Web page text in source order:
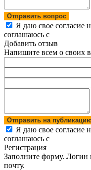
Отправить вопрос
Я даю свое согласие
соглашаюсь с
Добавить отзыв
Напишите всем о своих
Отправить на
Я даю свое согласие
соглашаюсь с
Регистрация
Заполните форму. Логин
почту.